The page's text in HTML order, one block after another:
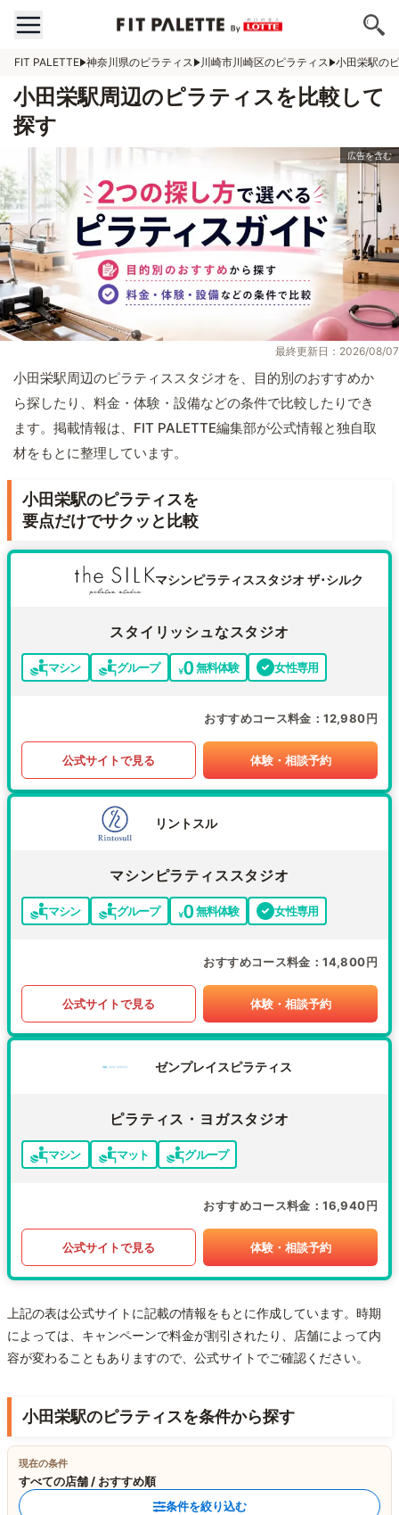
FIT PALETTE 神奈川県のピラティス 川崎市川崎区のピラティス 小田栄駅の
小田栄駅周辺のピラティスを比較して
探す
最終更新日：2026/08/07
小田栄駅周辺のピラティススタジオを、目的別のおすすめか
ら探したり、料金・体験・設備などの条件で比較したりでき
ます。掲載情報は、FIT PALETTE編集部が公式情報と独自取
材をもとに整理しています。
小田栄駅のピラティスを
要点だけでサクッと比較
マシンピラティススタジオ ザ･シルク
スタイリッシュなスタジオ
マシン グループ 無料体験 女性専用
おすすめコース料金 12,980円
公式サイトで見る 体験・相談予約
リントスル
マシンピラティススタジオ
マシン グループ 無料体験 女性専用
おすすめコース料金 14,800円
公式サイトで見る 体験・相談予約
ゼンプレイスピラティス
ピラティス・ヨガスタジオ
マシン マット グループ
おすすめコース料金 16,940円
公式サイトで見る 体験・相談予約
上記の表は公式サイトに記載の情報をもとに作成しています。時期
によっては、キャンペーンで料金が割引されたり、店舗によって内
容が変わることもありますので、公式サイトでご確認ください。
小田栄駅のピラティスを条件から探す
現在の条件
すべての店舗 / おすすめ順
条件を絞り込む